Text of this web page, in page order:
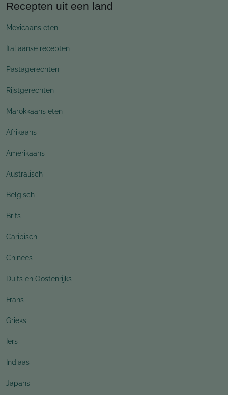
Recepten uit een land
Mexicaans eten
Italiaanse recepten
Pastagerechten
Rijstgerechten
Marokkaans eten
Afrikaans
Amerikaans
Australisch
Belgisch
Brits
Caribisch
Chinees
Duits en Oostenrijks
Frans
Grieks
Iers
Indiaas
Japans